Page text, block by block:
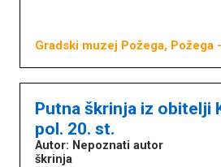
Gradski muzej Požega, Požega
Putna škrinja iz obitelji
pol. 20. st.
Autor: Nepoznati autor
škrinja